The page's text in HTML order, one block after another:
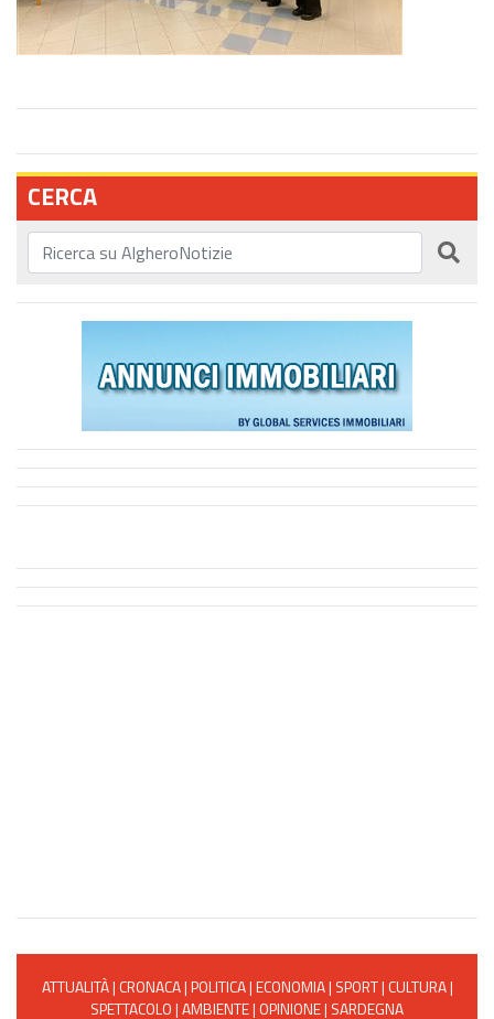
CERCA
ATTUALITÀ| CRONACA|POLITICA|ECONOMIA| SPORT| CULTURA|
SPETTACOLO|AMBIENTE| OPINIONE| SARDEGNA